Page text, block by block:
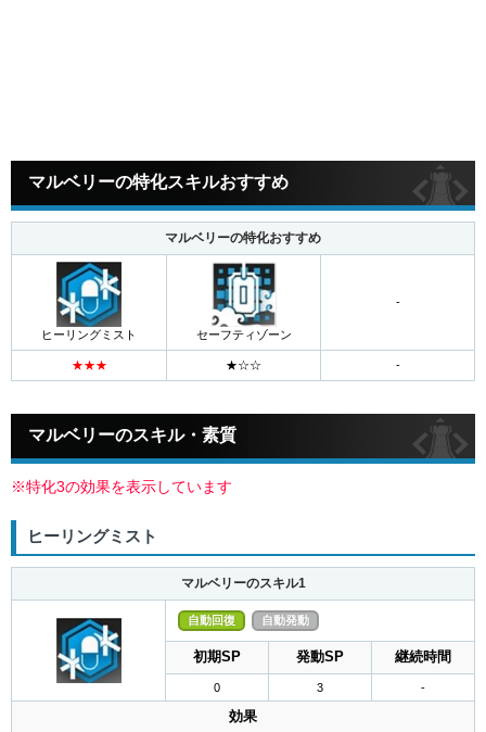
マルベリーの特化スキルおすすめ
マルベリーの特化おすすめ
ヒーリングミスト セーフティゾーン
-
マルベリーのスキル・素質
※特化3の効果を表示しています
ヒーリングミスト
マルベリーのスキル1
自動回復 自動発動
初期SP 発動SP 継続時間
0 3 -
効果